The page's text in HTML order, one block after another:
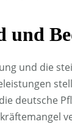
und
und die
deutsche